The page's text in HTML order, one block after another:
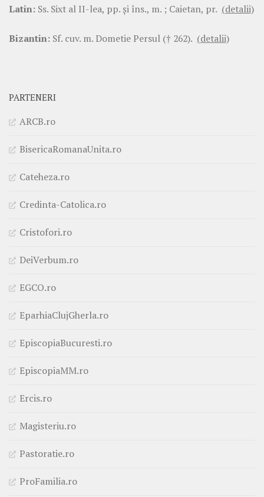
Latin: Ss. Sixt al II-lea, pp. şi îns., m. ; Caietan, pr. (detalii)
Bizantin: Sf. cuv. m. Dometie Persul († 262). (detalii)
PARTENERI
ARCB.ro
BisericaRomanaUnita.ro
Cateheza.ro
Credinta-Catolica.ro
Cristofori.ro
DeiVerbum.ro
EGCO.ro
EparhiaClujGherla.ro
EpiscopiaBucuresti.ro
EpiscopiaMM.ro
Ercis.ro
Magisteriu.ro
Pastoratie.ro
ProFamilia.ro